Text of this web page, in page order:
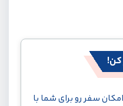
کن!
سفر رو برای شما با